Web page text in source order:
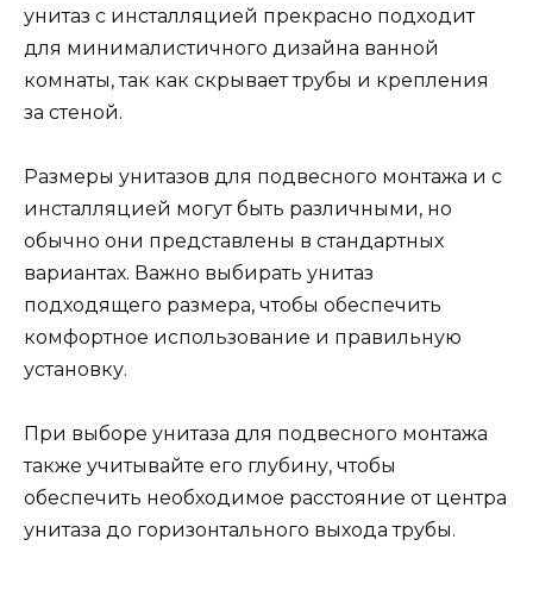
унитаз с инсталляцией прекрасно подходит
для минималистичного дизайна ванной
комнаты, так как скрывает трубы и крепления
за стеной.
Размеры унитазов для подвесного монтажа и с
инсталляцией могут быть различными, но
обычно они представлены в стандартных
вариантах. Важно выбирать унитаз
подходящего размера, чтобы обеспечить
комфортное использование и правильную
установку.
При выборе унитаза для подвесного монтажа
также учитывайте его глубину, чтобы
обеспечить необходимое расстояние от центра
унитаза до горизонтального выхода трубы.